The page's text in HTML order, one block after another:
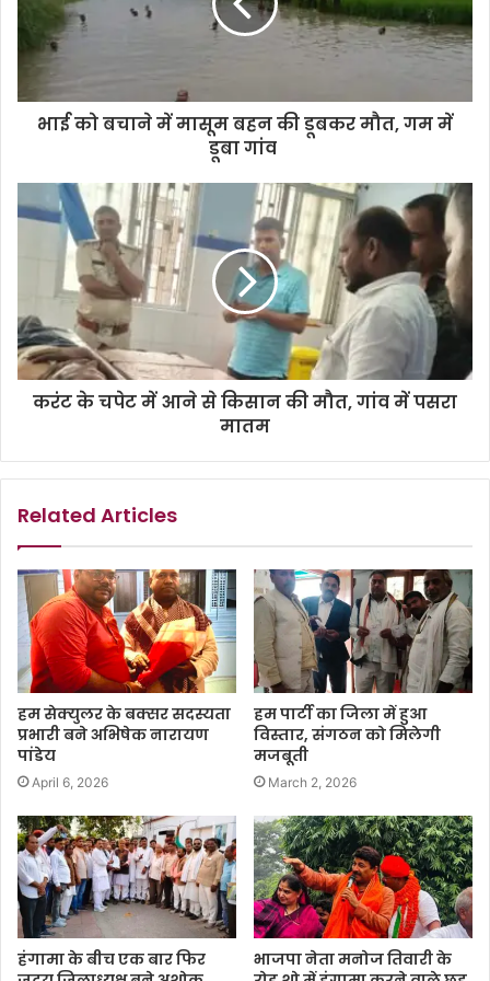
भाई को बचाने में मासूम बहन की डूबकर मौत, गम में
डूबा गांव
करंट के चपेट में आने से किसान की मौत, गांव में पसरा
मातम
Related Articles
हम सेक्युलर के बक्सर सदस्यता
प्रभारी बने अभिषेक नारायण
पांडेय
April 6, 2026
हम पार्टी का जिला में हुआ
विस्तार, संगठन को मिलेगी
मजबूती
March 2, 2026
हंगामा के बीच एक बार फिर
भाजपा नेता मनोज तिवारी के